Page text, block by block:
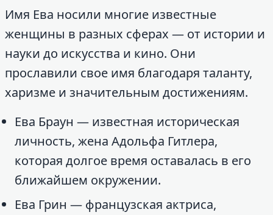
Имя Ева носили многие известные
женщины в разных сферах — от истории и
науки до искусства и кино. Они
прославили свое имя благодаря таланту,
харизме и значительным достижениям.
Ева Браун — известная историческая
личность, жена Адольфа Гитлера,
которая долгое время оставалась в его
ближайшем окружении.
Ева Грин — французская актриса,